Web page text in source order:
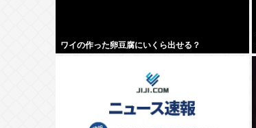
ワイの作った卵豆腐にいくら出せる？